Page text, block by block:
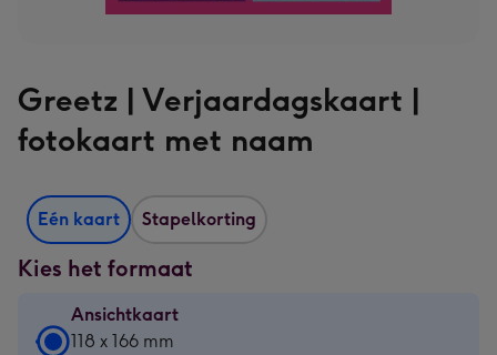
Greetz | Verjaardagskaart |
fotokaart met naam
Eén kaart Stapelkorting
Kies het formaat
Ansichtkaart
Ansichtkaart
118 x 166 mm